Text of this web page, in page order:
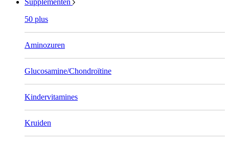
Supplementen
50 plus
Aminozuren
Glucosamine/Chondroïtine
Kindervitamines
Kruiden